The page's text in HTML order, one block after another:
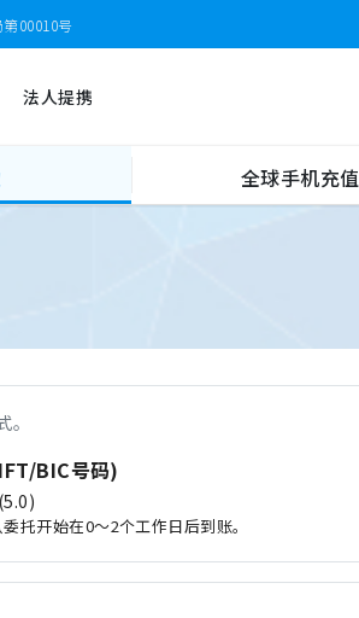
00010号
法人提携
全球手机充值
BIC号码)
(5.0)
托开始在0～2个工作日后到账。